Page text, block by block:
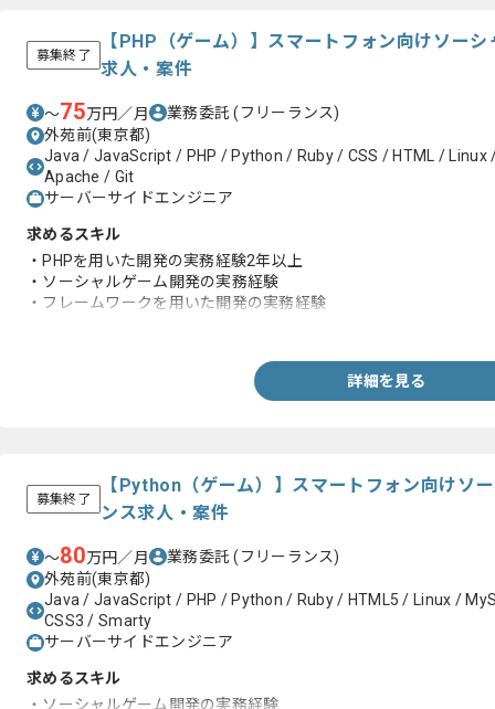
募集終了
【PHP（ゲーム）】スマートフォン向けソー
求人・案件
〜75万円／月 業務委託(フリーランス)
外苑前(東京都)
Java / JavaScript / PHP / Python / Ruby / CSS / HTML / Linux
Apache / Git
サーバーサイドエンジニア
求めるスキル
・PHPを用いた開発の実務経験2年以上
・ソーシャルゲーム開発の実務経験
・フレームワークを用いた開発の実務経験
詳細を見る
募集終了
【Python（ゲーム）】スマートフォン向けソ
ンス求人・案件
〜80万円／月 業務委託(フリーランス)
外苑前(東京都)
Java / JavaScript / PHP / Python / Ruby / HTML5 / Linux /
CSS3 / Smarty
サーバーサイドエンジニア
求めるスキル
・ソーシャルゲーム開発の実務経験